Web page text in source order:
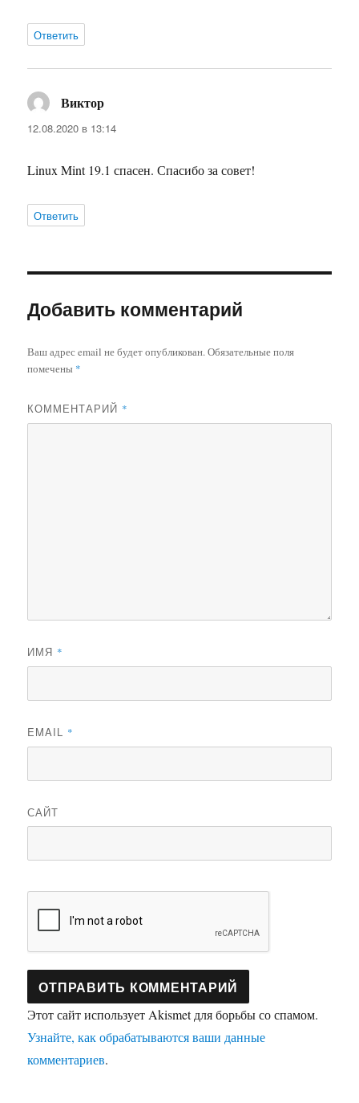
Ответить
Виктор
12.08.2020 в 13:14
Linux Mint 19.1 спасен. Спасибо за совет!
Ответить
Добавить комментарий
Ваш адрес email не будет опубликован.Обязательные поля
помечены *
КОММЕНТАРИЙ *
ИМЯ *
EMAIL *
САЙТ
Этот сайт использует Akismet для борьбы со спамом.
Узнайте, как обрабатываются ваши данные
комментариев.